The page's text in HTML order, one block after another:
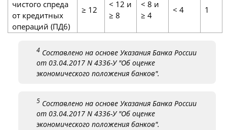
чистого спреда
от кредитных
операций (ПД6)
≥ 12
< 12 и
≥ 8
< 8 и
≥ 4
< 4 1
4 Составлено на основе Указания Банка России
от 03.04.2017 N 4336-У "Об оценке
экономического положения банков".
5 Составлено на основе Указания Банка России
от 03.04.2017 N 4336-У "Об оценке
экономического положения банков".